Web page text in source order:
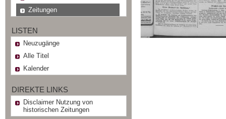
Zeitungen
LISTEN
Neuzugänge
Alle Titel
Kalender
DIREKTE LINKS
Disclaimer Nutzung von
historischen Zeitungen